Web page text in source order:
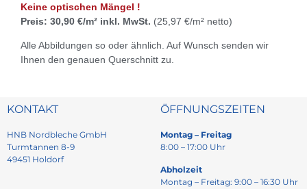
Keine optischen Mängel !
Preis: 30,90 €/m² inkl. MwSt. (25,97 €/m² netto)
Alle Abbildungen so oder ähnlich. Auf Wunsch senden wir
Ihnen den genauen Querschnitt zu.
KONTAKT
HNB Nordbleche GmbH
Turmtannen 8-9
49451 Holdorf
ÖFFNUNGSZEITEN
Montag – Freitag
8:00 – 17:00 Uhr
Abholzeit
Montag – Freitag: 9:00 – 16:30 Uhr